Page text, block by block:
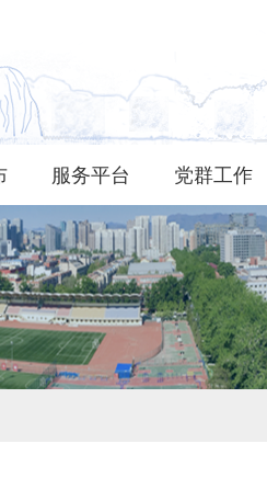
服务平台 党群工作